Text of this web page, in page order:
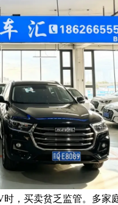
，买卖贫乏监管。多